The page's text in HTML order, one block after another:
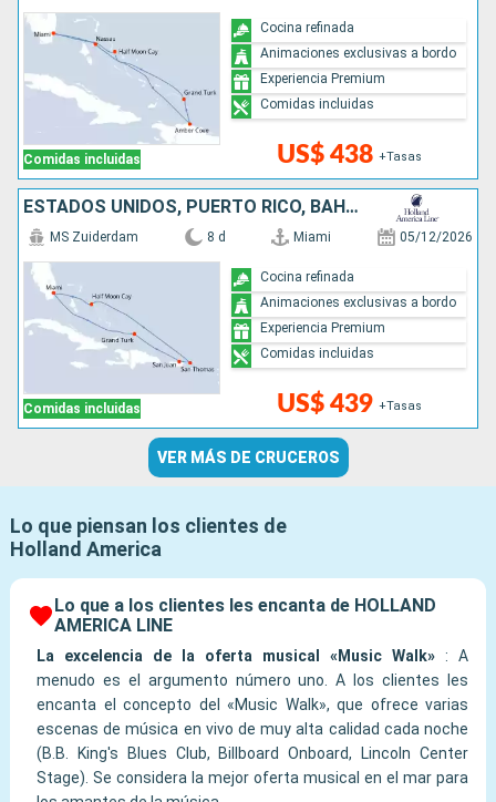
Comidas incluidas US$ 438 +Tasas
Cocina refinada
Animaciones exclusivas a bordo
Experiencia Premium
Comidas incluidas
ESTADOS UNIDOS, PUERTO RICO, BAHAMAS
Comidas incluidas
MS Zuiderdam 8 d Miami 05/12/2026
US$ 439 +Tasas
Cocina refinada
Animaciones exclusivas a bordo
Experiencia Premium
Comidas incluidas
VER MÁS DE CRUCEROS
Lo que piensan los clientes de
Holland America
Lo que a los clientes les encanta de HOLLAND
AMERICA LINE
La excelencia de la oferta musical «Music Walk» : A
menudo es el argumento número uno. A los clientes les
encanta el concepto del «Music Walk», que ofrece varias
escenas de música en vivo de muy alta calidad cada noche
(B.B. King's Blues Club, Billboard Onboard, Lincoln Center
Stage). Se considera la mejor oferta musical en el mar para